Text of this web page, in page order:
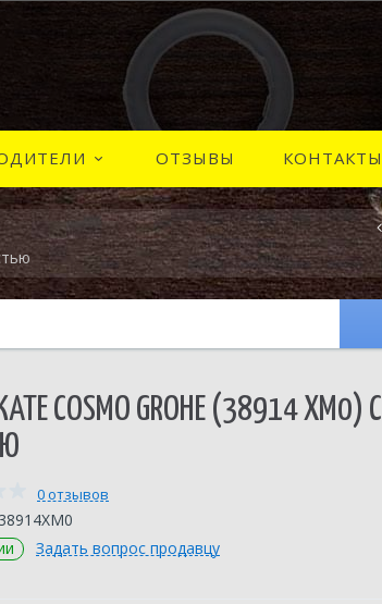
ОТЗЫВЫ КОНТАКТЫ
COSMO GROHE (38914 XM0) С
0 отзывов
38914XM0
Задать вопрос продавцу